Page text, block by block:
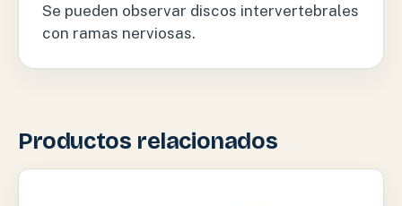
Se pueden observar discos intervertebrales
con ramas nerviosas.
Productos relacionados